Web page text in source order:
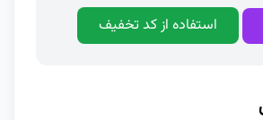
استفاده از کد تخفیف